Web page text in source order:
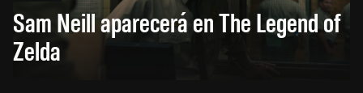
Sam Neill aparecerá en The Legend of
Zelda